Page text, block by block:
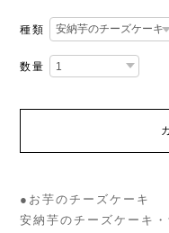
種類
数量
●お芋のチーズケーキ
安納芋のチーズケーキ